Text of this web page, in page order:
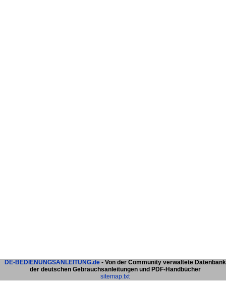
DE-BEDIENUNGSANLEITUNG.de- Von der Community verwaltete Datenbank
der deutschen Gebrauchsanleitungen und PDF-Handbücher
sitemap.txt